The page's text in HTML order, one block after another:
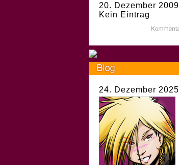
20. Dezember 2009
Kein Eintrag
24. Dezember 2025